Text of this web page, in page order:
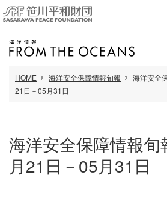
HOME 海洋安全保障情報旬報
海洋安全
21日－05月31日
海洋安全保障情報
月21日－05月31日